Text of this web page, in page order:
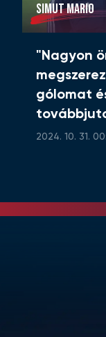
SIMUT MARIO
"Nagyon
gólomat
2024. 10. 31.